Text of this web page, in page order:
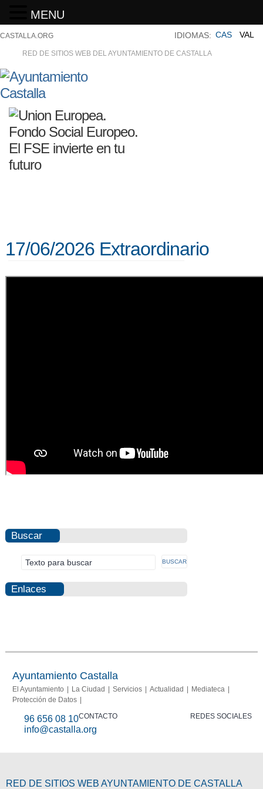
CASTALLA.ORG
RED DE SITIOS WEB DEL AYUNTAMIENTO DE CASTALLA
IDIOMAS: CAS VAL
17/06/2026 Extraordinario
Buscar
Enlaces
Photovoltaic
Fraud
Ayuntamiento Castalla
El Ayuntamiento La Ciudad Servicios Actualidad
Mediateca
Protección de Datos
CONTACTO
96 656 08 10
info@castalla.org
REDES SOCIALES
RED DE SITIOS WEB AYUNTAMIENTO DE CASTALLA
MENU